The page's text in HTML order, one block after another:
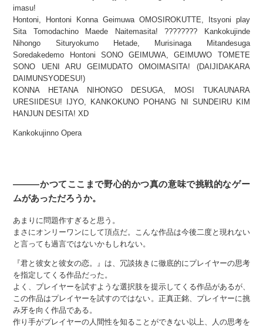
imasu!
Hontoni, Hontoni Konna Geimuwa OMOSIROKUTTE, Itsyoni play
Sita Tomodachino Maede Naitemasita! ???????? Kankokujinde
Nihongo Situryokumo Hetade, Murisinaga Mitandesuga
Soredakedemo Hontoni SONO GEIMUWA, GEIMUWO TOMETE
SONO UENI ARU GEIMUDATO OMOIMASITA! (DAIJIDAKARA
DAIMUNSYODESU!)
KONNA HETANA NIHONGO DESUGA, MOSI TUKAUNARA
URESIIDESU! IJYO, KANKOKUNO POHANG NI SUNDEIRU KIM
HANJUN DESITA! XD
Kankokujinno Opera
———かつてここまで野心的かつ真の意味で挑戦的なゲー
ムがあっただろうか。
あまりに問題作すぎると思う。
まさにオンリーワンにして頂点だ。こんな作品は今後二度と現れない
と言っても過言ではないかもしれない。
『君と彼女と彼女の恋。』は、冗談抜きに徹底的にプレイヤーの思考
を指定してくる作品だった。
よく、プレイヤーを試すような選択肢を提示してくる作品があるが、
この作品はプレイヤーを試すのではない。正真正銘、プレイヤーに挑
み牙を向く作品である。
作り手がプレイヤーの人間性を知ることができない以上、人の思考を